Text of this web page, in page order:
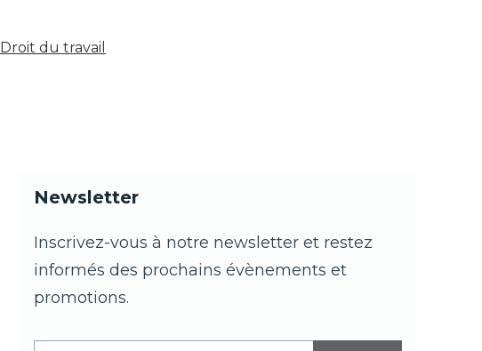
Droit du travail
Newsletter
Inscrivez-vous à notre newsletter et restez
informés des prochains évènements et
promotions.